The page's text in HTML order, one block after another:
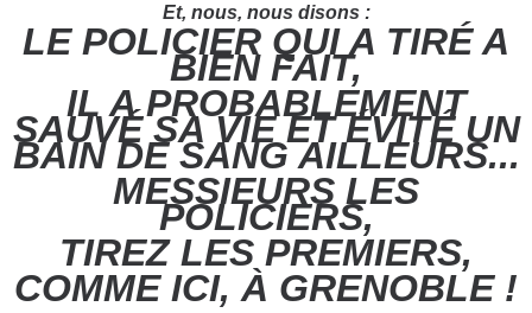
Et, nous, nous disons :
LE POLICIER QUI A TIRÉ A
BIEN FAIT,
IL A PROBABLEMENT
SAUVÉ SA VIE ET ÉVITÉ UN
BAIN DE SANG AILLEURS...
MESSIEURS LES
POLICIERS,
TIREZ LES PREMIERS,
COMME ICI, À GRENOBLE !